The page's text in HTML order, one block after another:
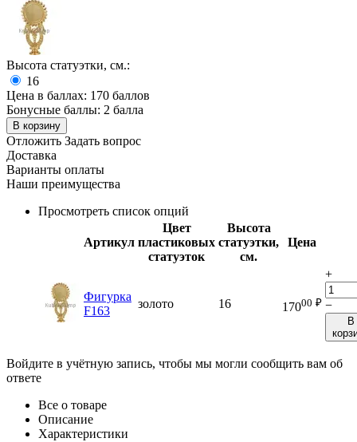
Высота статуэтки, см.:
16
Цена в баллах: 170 баллов
Бонусные баллы: 2 балла
В корзину
Отложить Задать вопрос
Доставка
Варианты оплаты
Наши преимущества
Просмотреть список опций
Артикул
Цвет
пластиковых
статуэток
Высота
статуэтки,
см.
Цена
Фигурка
F163
золото 16 17000 ₽
+
−
В
Войдите в учётную запись, чтобы мы могли сообщить вам об
ответе
Все о товаре
Описание
Характеристики